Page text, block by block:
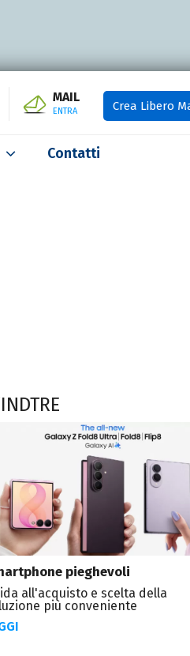
MAIL
ENTRA Crea Libero
Contatti
pieghevoli
all'acquisto e scelta della
più conveniente